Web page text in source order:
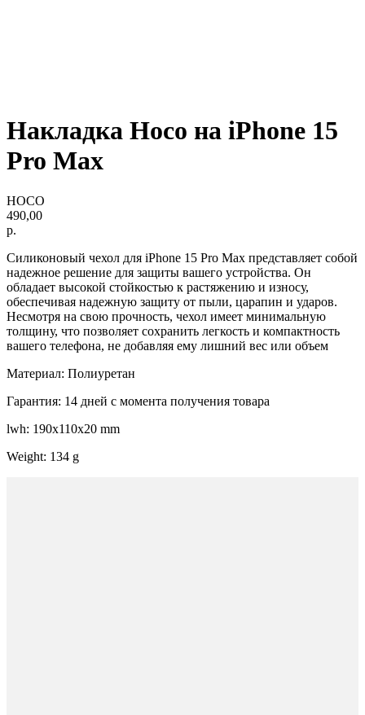
Накладка Hoco на iPhone 15
Pro Max
HOCO
490,00
р.
Силиконовый чехол для iPhone 15 Pro Max представляет собой
надежное решение для защиты вашего устройства. Он
обладает высокой стойкостью к растяжению и износу,
обеспечивая надежную защиту от пыли, царапин и ударов.
Несмотря на свою прочность, чехол имеет минимальную
толщину, что позволяет сохранить легкость и компактность
вашего телефона, не добавляя ему лишний вес или объем
Материал: Полиуретан
Гарантия: 14 дней с момента получения товара
lwh: 190x110x20 mm
Weight: 134 g